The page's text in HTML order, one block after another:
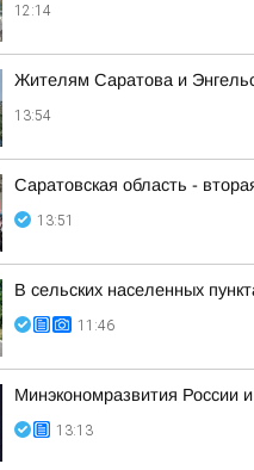
12:14
Жителям Саратова и
13:54
Саратовская область -
13:51
В сельских населенных
11:46
Минэкономразвития России
13:13